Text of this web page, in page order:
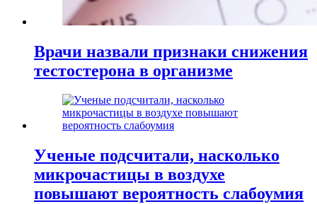
Врачи назвали признаки снижения
тестостерона в организме
Ученые подсчитали, насколько
микрочастицы в воздухе
повышают вероятность слабоумия